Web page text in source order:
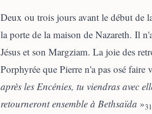
Deux ou trois jours avant le début de
la porte de la maison de Nazareth. Il
Jésus et son Margziam. La joie des
Porphyrée que Pierre n'a pas osé faire
après les Encénies, tu viendras avec
retourneront ensemble à Bethsaïda »